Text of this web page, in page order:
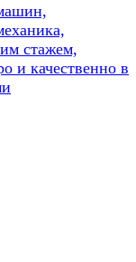
стажем,
и качественно в